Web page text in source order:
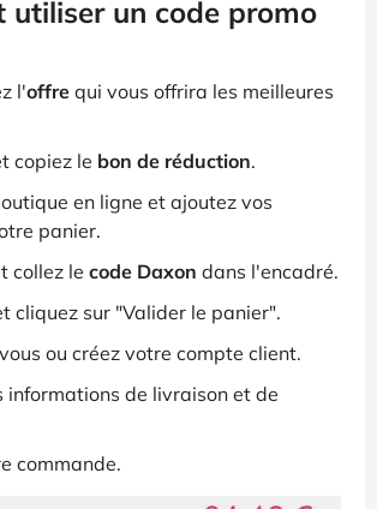
utiliser un code promo
l'offre qui vous offrira les meilleures
copiez le bon de réduction.
en ligne et ajoutez vos
panier.
collez le code Daxon dans l'encadré.
cliquez sur "Valider le panier".
ou créez votre compte client.
informations de livraison et de
commande.